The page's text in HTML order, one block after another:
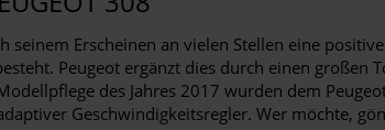
seinem Erscheinen an vielen Stellen eine
Peugeot ergänzt dies durch einen
des Jahres 2017 wurden dem
Geschwindigkeitsregler. Wer möchte,